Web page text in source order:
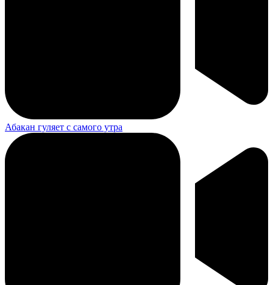
Абакан гуляет с самого утра